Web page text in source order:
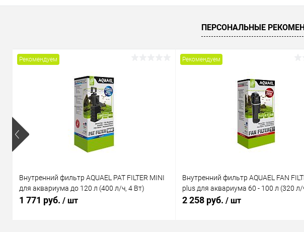
Под
ПЕРСОНАЛЬНЫЕ
Рекомендуем
Внутренний фильтр AQUAEL PAT FILTER MINI
для аквариума до 120 л (400 л/ч, 4 Вт)
1 771 руб. / шт
Рекомендуем
Внутренний фильтр AQUAEL FAN
plus для аквариума 60 - 100 л (320 л/
2 258 руб. / шт